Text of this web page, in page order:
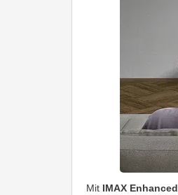
Mit IMAX Enhanced